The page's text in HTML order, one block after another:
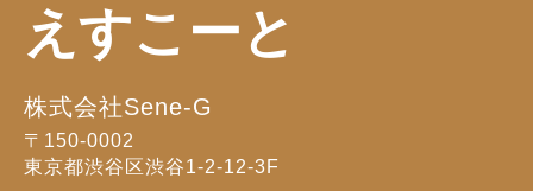
えすこーと
株式会社Sene-G
〒150-0002
東京都渋谷区渋谷1-2-12-3F